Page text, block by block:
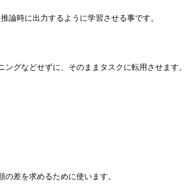
論時に出力するように学習させる事です。
グなどせずに、そのままタスクに転用させます。
差を求めるために使います。